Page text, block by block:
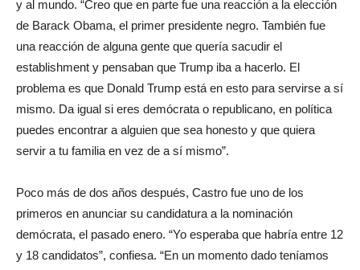
y al mundo. “Creo que en parte fue una reacción a la elección
de Barack Obama, el primer presidente negro. También fue
una reacción de alguna gente que quería sacudir el
establishment y pensaban que Trump iba a hacerlo. El
problema es que Donald Trump está en esto para servirse a sí
mismo. Da igual si eres demócrata o republicano, en política
puedes encontrar a alguien que sea honesto y que quiera
servir a tu familia en vez de a sí mismo”.
Poco más de dos años después, Castro fue uno de los
primeros en anunciar su candidatura a la nominación
demócrata, el pasado enero. “Yo esperaba que habría entre 12
y 18 candidatos”, confiesa. “En un momento dado teníamos